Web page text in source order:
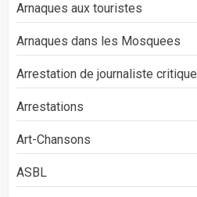
Arnaques aux touristes
Arnaques dans les Mosquees
Arrestation de journaliste critique
Arrestations
Art-Chansons
ASBL